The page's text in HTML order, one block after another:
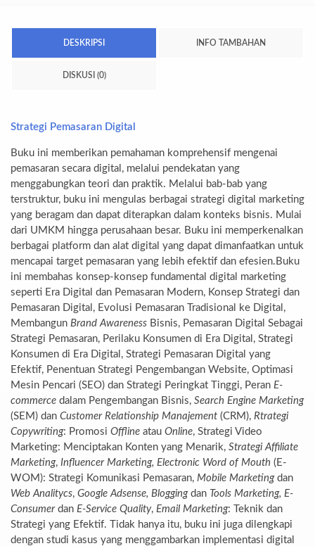
DESKRIPSI INFO TAMBAHAN
DISKUSI (0)
Strategi Pemasaran Digital
Buku ini memberikan pemahaman komprehensif mengenai
pemasaran secara digital, melalui pendekatan yang
menggabungkan teori dan praktik. Melalui bab-bab yang
terstruktur, buku ini mengulas berbagai strategi digital marketing
yang beragam dan dapat diterapkan dalam konteks bisnis. Mulai
dari UMKM hingga perusahaan besar. Buku ini memperkenalkan
berbagai platform dan alat digital yang dapat dimanfaatkan untuk
mencapai target pemasaran yang lebih efektif dan efesien.Buku
ini membahas konsep-konsep fundamental digital marketing
seperti Era Digital dan Pemasaran Modern, Konsep Strategi dan
Pemasaran Digital, Evolusi Pemasaran Tradisional ke Digital,
Membangun Brand Awareness Bisnis, Pemasaran Digital Sebagai
Strategi Pemasaran, Perilaku Konsumen di Era Digital, Strategi
Konsumen di Era Digital, Strategi Pemasaran Digital yang
Efektif, Penentuan Strategi Pengembangan Website, Optimasi
Mesin Pencari (SEO) dan Strategi Peringkat Tinggi, Peran E-
commerce dalam Pengembangan Bisnis, Search Engine Marketing
(SEM) dan Customer Relationship Manajement (CRM), Rtrategi
Copywriting: Promosi Offline atau Online, Strategi Video
Marketing: Menciptakan Konten yang Menarik, Strategi Affiliate
Marketing, Influencer Marketing, Electronic Word of Mouth (E-
WOM): Strategi Komunikasi Pemasaran, Mobile Marketingdan
Web Analitycs, Google Adsense, Bloggingdan Tools Marketing, E-
Consumerdan E-Service Quality, Email Marketing: Teknik dan
Strategi yang Efektif. Tidak hanya itu, buku ini juga dilengkapi
dengan studi kasus yang menggambarkan implementasi digital